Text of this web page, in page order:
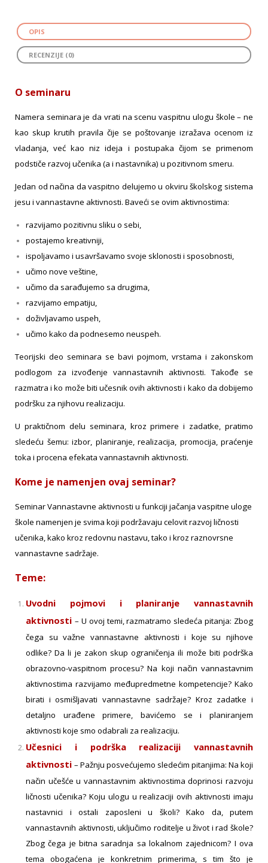
OPIS
RECENZIJE (0)
O seminaru
Namera seminara je da vrati na scenu vaspitnu ulogu škole – ne
kao skup krutih pravila čije se poštovanje izražava ocenom iz
vladanja, već kao niz ideja i postupaka čijom se primenom
podstiče razvoj učenika (a i nastavnika) u pozitivnom smeru.
Jedan od načina da vaspitno delujemo u okviru školskog sistema
jesu i vannastavne aktivnosti. Baveći se ovim aktivnostima:
razvijamo pozitivnu sliku o sebi,
postajemo kreativniji,
ispoljavamo i usavršavamo svoje sklonosti i sposobnosti,
učimo nove veštine,
učimo da sarađujemo sa drugima,
razvijamo empatiju,
doživljavamo uspeh,
učimo kako da podnesemo neuspeh.
Teorijski deo seminara se bavi pojmom, vrstama i zakonskom
podlogom za izvođenje vannastavnih aktivnosti. Takođe se
razmatra i ko može biti učesnik ovih aktivnosti i kako da dobijemo
podršku za njihovu realizaciju.
U praktičnom delu seminara, kroz primere i zadatke, pratimo
sledeću šemu: izbor, planiranje, realizacija, promocija, praćenje
toka i procena efekata vannastavnih aktivnosti.
Kome je namenjen ovaj seminar?
Seminar Vannastavne aktivnosti u funkciji jačanja vaspitne uloge
škole namenjen je svima koji podržavaju celovit razvoj ličnosti
učenika, kako kroz redovnu nastavu, tako i kroz raznovrsne
vannastavne sadržaje.
Teme:
Uvodni pojmovi i planiranje vannastavnih
aktivnosti – U ovoj temi, razmatramo sledeća pitanja: Zbog
čega su važne vannastavne aktivnosti i koje su njihove
odlike? Da li je zakon skup ograničenja ili može biti podrška
obrazovno-vaspitnom procesu? Na koji način vannastavnim
aktivnostima razvijamo međupredmetne kompetencije? Kako
birati i osmišljavati vannastavne sadržaje? Kroz zadatke i
detaljno urađene primere, bavićemo se i planiranjem
aktivnosti koje smo odabrali za realizaciju.
Učesnici i podrška realizaciji vannastavnih
aktivnosti –Pažnju posvećujemo sledećim pitanjima: Na koji
način učešće u vannastavnim aktivnostima doprinosi razvoju
ličnosti učenika? Koju ulogu u realizaciji ovih aktivnosti imaju
nastavnici i ostali zaposleni u školi? Kako da, putem
vannastavnih aktivnosti, uključimo roditelje u život i rad škole?
Zbog čega je bitna saradnja sa lokalnom zajednicom? I ova
tema obogaćena je konkretnim primerima, s tim što je